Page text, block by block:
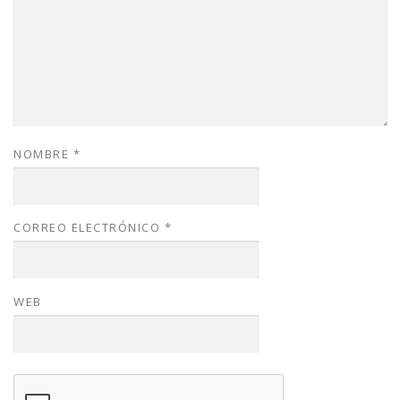
NOMBRE *
CORREO ELECTRÓNICO *
WEB